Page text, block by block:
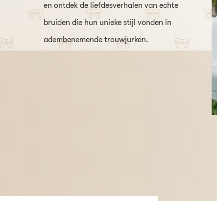
en ontdek de liefdesverhalen van echte
bruiden die hun unieke stijl vonden in
adembenemende trouwjurken.